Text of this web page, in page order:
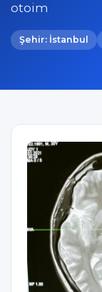
otoim
Şehir: İstanbul